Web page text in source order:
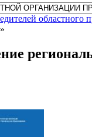
областного
»